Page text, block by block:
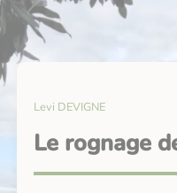
Levi DEVIGNE
Le rognage